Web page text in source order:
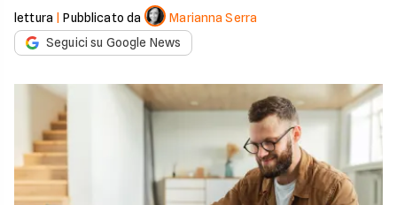
lettura |Pubblicato da
Marianna Serra
Seguici su Google News